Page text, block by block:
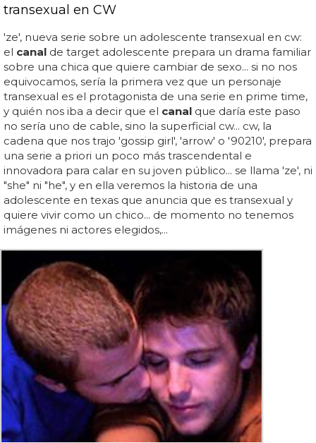
transexual en CW
'ze', nueva serie sobre un adolescente transexual en cw:
el canal de target adolescente prepara un drama familiar
sobre una chica que quiere cambiar de sexo... si no nos
equivocamos, sería la primera vez que un personaje
transexual es el protagonista de una serie en prime time,
y quién nos iba a decir que el canal que daría este paso
no sería uno de cable, sino la superficial cw... cw, la
cadena que nos trajo 'gossip girl', 'arrow' o '90210', prepara
una serie a priori un poco más trascendental e
innovadora para calar en su joven público... se llama 'ze', ni
"she" ni "he", y en ella veremos la historia de una
adolescente en texas que anuncia que es transexual y
quiere vivir como un chico... de momento no tenemos
imágenes ni actores elegidos,...